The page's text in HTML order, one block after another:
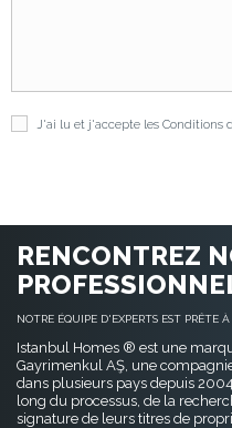
J'ai lu et j'accepte les Conditions
RENCONTREZ
NOTRE ÉQUIPE D'EXPERTS EST PRÊTE
Istanbul Homes ® est une
Gayrimenkul AŞ, une
dans plusieurs pays depuis
long du processus, de la
signature de leurs titres de